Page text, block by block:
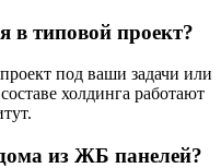
в типовой проект?
под ваши задачи или
холдинга работают
из ЖБ панелей?